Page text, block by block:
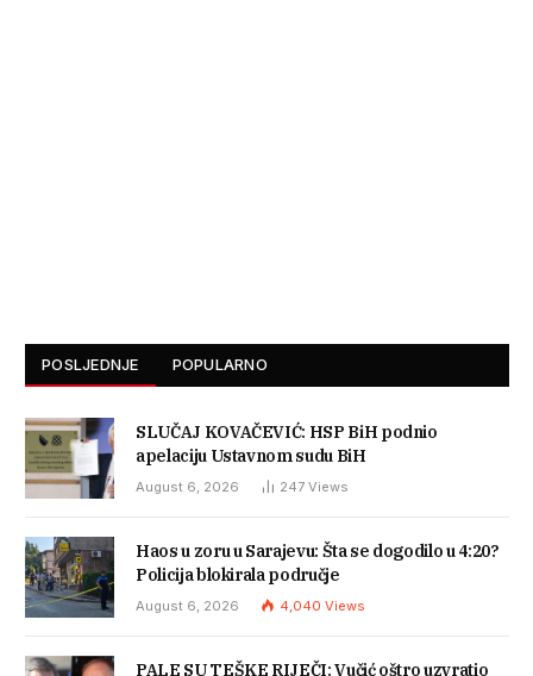
POSLJEDNJE POPULARNO
SLUČAJ KOVAČEVIĆ: HSP BiH podnio
apelaciju Ustavnom sudu BiH
August 6, 2026 247 Views
Haos u zoru u Sarajevu: Šta se dogodilo u 4:20?
Policija blokirala područje
August 6, 2026 4,040 Views
PALE SU TEŠKE RIJEČI: Vučić oštro uzvratio